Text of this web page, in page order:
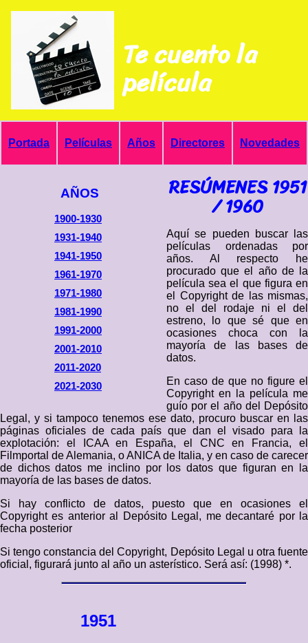
Te cuento la
película
Portada Películas Años Directores Novedades
AÑOS
1900-1930
1931-1940
1941-1950
1961-1970
1971-1980
1981-1990
1991-2000
2001-2010
2011-2020
2021-2030
RESÚMENES 1951
/ 1960
Aquí se pueden buscar las
películas ordenadas por
años. Al respecto he
procurado que el año de la
película sea el que figura en
el Copyright de las mismas,
no el del rodaje ni el del
estreno, lo que sé que en
ocasiones choca con la
mayoría de las bases de
datos.
En caso de que no figure el
Copyright en la película me
guío por el año del Depósito
Legal, y si tampoco tenemos ese dato, procuro buscar en las
páginas oficiales de cada país que dan el visado para la
explotación: el ICAA en España, el CNC en Francia, el
Filmportal de Alemania, o ANICA de Italia, y en caso de carecer
de dichos datos me inclino por los datos que figuran en la
mayoría de las bases de datos.
Si hay conflicto de datos, puesto que en ocasiones el
Copyright es anterior al Depósito Legal, me decantaré por la
fecha posterior
Si tengo constancia del Copyright, Depósito Legal u otra fuente
oficial, figurará junto al año un asterístico. Será así: (1998) *.
1951